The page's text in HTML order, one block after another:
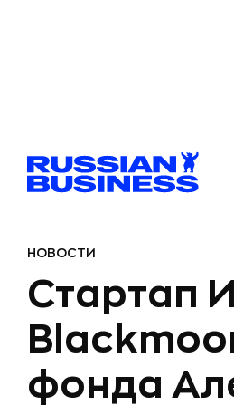
НОВОСТИ
Стартап
фонда